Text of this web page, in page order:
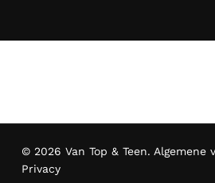
© 2026 Van Top & Teen. Algemene
Privacy